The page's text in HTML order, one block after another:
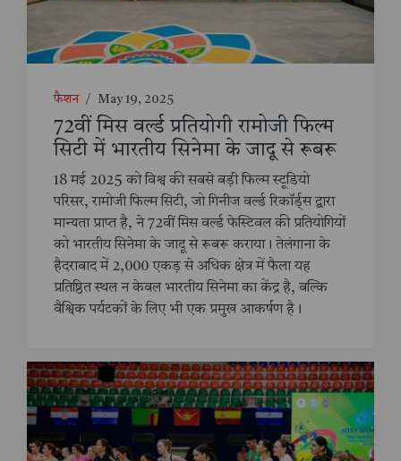
फैशन / May 19, 2025
72वीं मिस वर्ल्ड प्रतियोगी रामोजी फिल्म
सिटी में भारतीय सिनेमा के जादू से रूबरू
18 मई 2025 को विश्व की सबसे बड़ी फिल्म स्टूडियो
परिसर, रामोजी फिल्म सिटी, जो गिनीज वर्ल्ड रिकॉर्ड्स द्वारा
मान्यता प्राप्त है, ने 72वीं मिस वर्ल्ड फेस्टिवल की प्रतियोगियों
को भारतीय सिनेमा के जादू से रूबरू कराया। तेलंगाना के
हैदराबाद में 2,000 एकड़ से अधिक क्षेत्र में फैला यह
प्रतिष्ठित स्थल न केवल भारतीय सिनेमा का केंद्र है, बल्कि
वैश्विक पर्यटकों के लिए भी एक प्रमुख आकर्षण है।